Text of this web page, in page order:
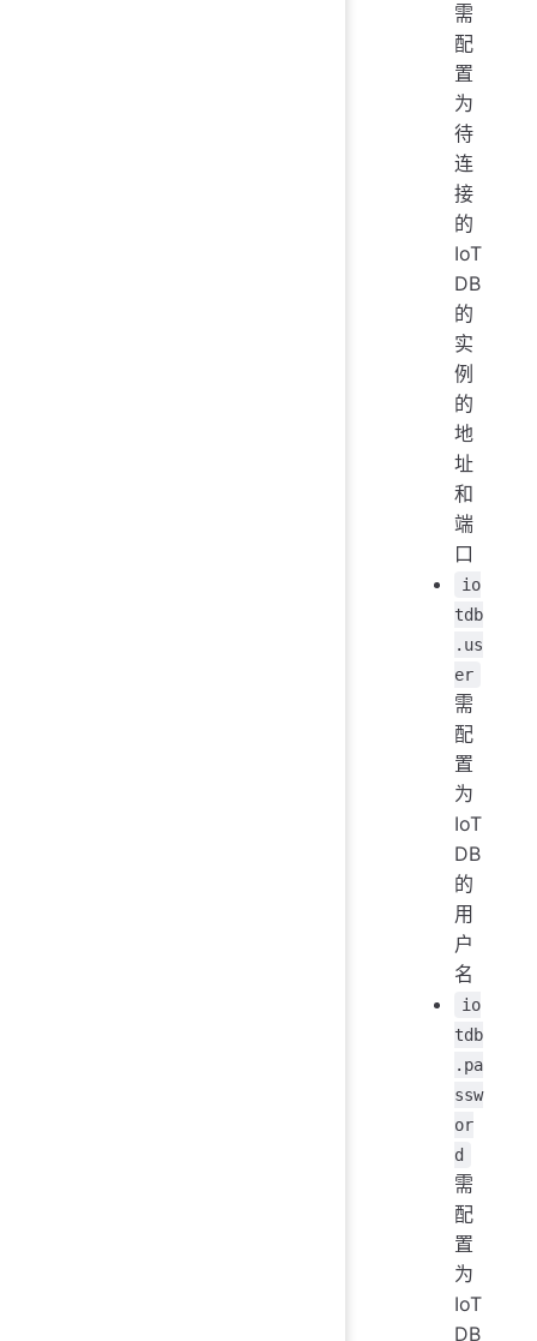
需
配
置
为
待
连
接
的
IoT
DB
的
实
例
的
地
址
和
端
口
io
tdb
.us
er
需
配
置
为
IoT
DB
的
用
户
名
io
tdb
.pa
ssw
or
d
需
配
置
为
IoT
DB